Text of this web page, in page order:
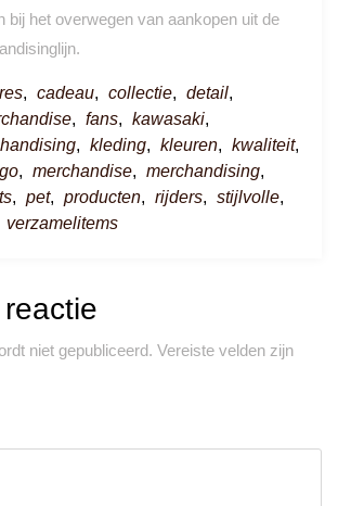
bij het overwegen van aankopen uit de
, cadeau, collectie, detail,
, fans, kawasaki,
, kleding, kleuren, kwaliteit,
, merchandise, merchandising,
, pet, producten, rijders, stijlvolle,
verzamelitems
niet gepubliceerd. Vereiste velden zijn